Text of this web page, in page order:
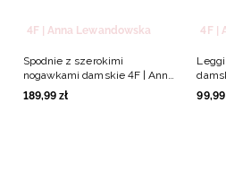
4F | Anna Lewandowska
Spodnie z szerokimi
nogawkami damskie 4F | Anna
Lewandowska - czarne
189,99 zł
4F |
99,99